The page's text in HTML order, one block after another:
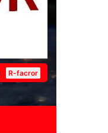
R-facror